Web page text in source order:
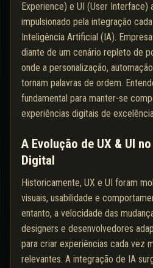
Experience) e UI (User Interface)
impulsionado pela integração
Inteligência Artificial (IA).
diante de um cenário repleto de
onde a personalização,
tornam palavras de ordem.
fundamental para manter-se
experiências digitais de
A Evolução de UX & UI
Digital
Historicamente, UX e UI foram
visuais, usabilidade e
entanto, a velocidade das
designers e desenvolvedores
para criar experiências cada vez
relevantes. A integração de IA